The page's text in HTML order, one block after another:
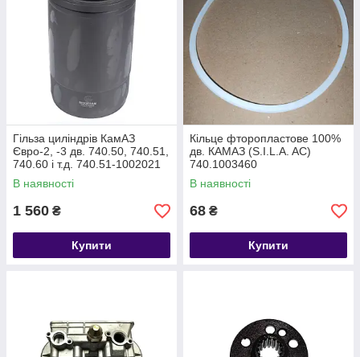
Гільза циліндрів КамАЗ
Євро-2, -3 дв. 740.50, 740.51,
740.60 і т.д. 740.51-1002021
В наявності
1 560 ₴
Купити
Кільце фторопластове 100%
дв. КАМАЗ (S.I.L.A. AC)
740.1003460
В наявності
68 ₴
Купити